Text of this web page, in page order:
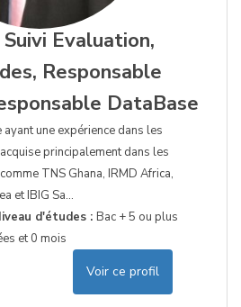
Evaluation,
Responsable
DataBase
une expérience dans les
principalement dans les
TNS Ghana, IRMD Africa,
et IBIG Sa...
d'études : Bac + 5 ou plus
et 0 mois
Voir ce profil